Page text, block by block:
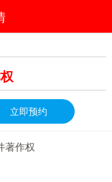
立即预约
著作权